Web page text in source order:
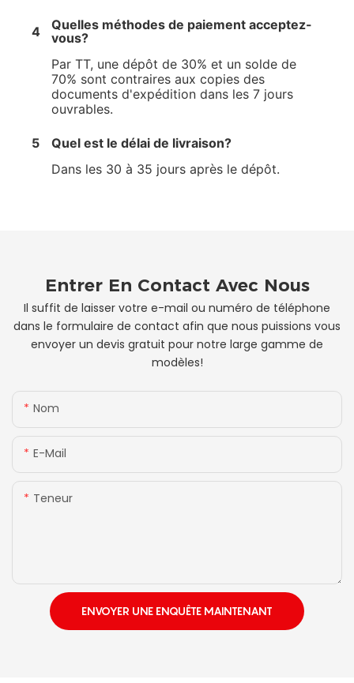
4
Quelles méthodes de paiement acceptez-
vous?
Par TT, une dépôt de 30% et un solde de
70% sont contraires aux copies des
documents d'expédition dans les 7 jours
ouvrables.
5
Quel est le délai de livraison?
Dans les 30 à 35 jours après le dépôt.
Entrer En Contact Avec Nous
Il suffit de laisser votre e-mail ou numéro de téléphone
dans le formulaire de contact afin que nous puissions vous
envoyer un devis gratuit pour notre large gamme de
modèles!
Nom
E-Mail
Teneur
ENVOYER UNE ENQUÊTE MAINTENANT